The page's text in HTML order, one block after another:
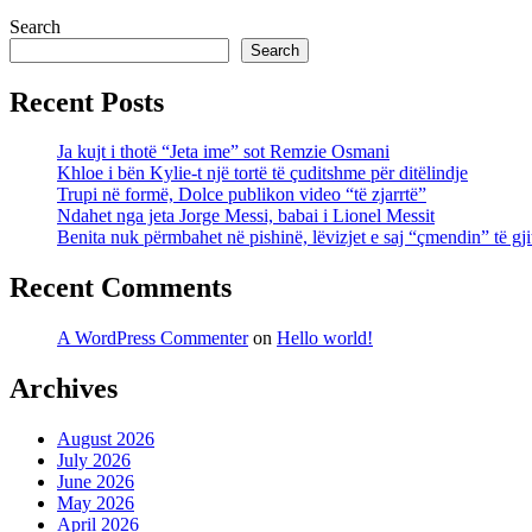
Search
Search
Recent Posts
Ja kujt i thotë “Jeta ime” sot Remzie Osmani
Khloe i bën Kylie-t një tortë të çuditshme për ditëlindje
Trupi në formë, Dolce publikon video “të zjarrtë”
Ndahet nga jeta Jorge Messi, babai i Lionel Messit
Benita nuk përmbahet në pishinë, lëvizjet e saj “çmendin” të
Recent Comments
A WordPress Commenteron Hello world!
Archives
August 2026
July 2026
June 2026
May 2026
April 2026